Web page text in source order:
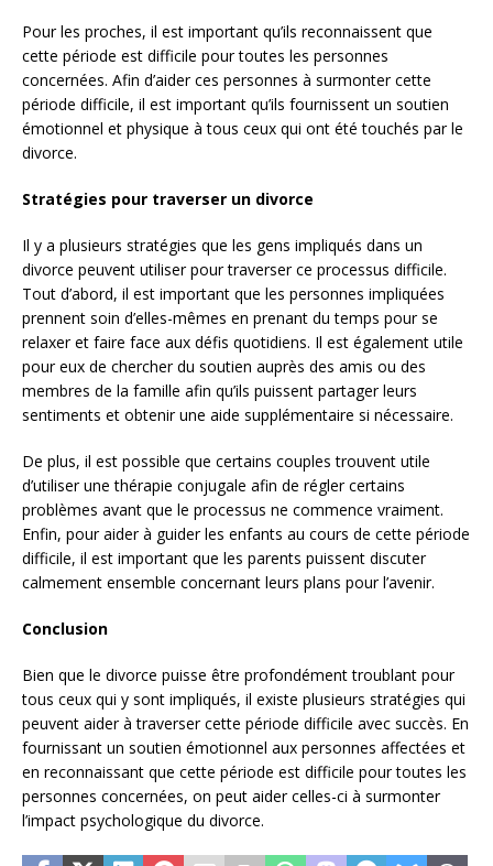
Pour les proches, il est important qu’ils reconnaissent que
cette période est difficile pour toutes les personnes
concernées. Afin d’aider ces personnes à surmonter cette
période difficile, il est important qu’ils fournissent un soutien
émotionnel et physique à tous ceux qui ont été touchés par le
divorce.
Stratégies pour traverser un divorce
Il y a plusieurs stratégies que les gens impliqués dans un
divorce peuvent utiliser pour traverser ce processus difficile.
Tout d’abord, il est important que les personnes impliquées
prennent soin d’elles-mêmes en prenant du temps pour se
relaxer et faire face aux défis quotidiens. Il est également utile
pour eux de chercher du soutien auprès des amis ou des
membres de la famille afin qu’ils puissent partager leurs
sentiments et obtenir une aide supplémentaire si nécessaire.
De plus, il est possible que certains couples trouvent utile
d’utiliser une thérapie conjugale afin de régler certains
problèmes avant que le processus ne commence vraiment.
Enfin, pour aider à guider les enfants au cours de cette période
difficile, il est important que les parents puissent discuter
calmement ensemble concernant leurs plans pour l’avenir.
Conclusion
Bien que le divorce puisse être profondément troublant pour
tous ceux qui y sont impliqués, il existe plusieurs stratégies qui
peuvent aider à traverser cette période difficile avec succès. En
fournissant un soutien émotionnel aux personnes affectées et
en reconnaissant que cette période est difficile pour toutes les
personnes concernées, on peut aider celles-ci à surmonter
l’impact psychologique du divorce.